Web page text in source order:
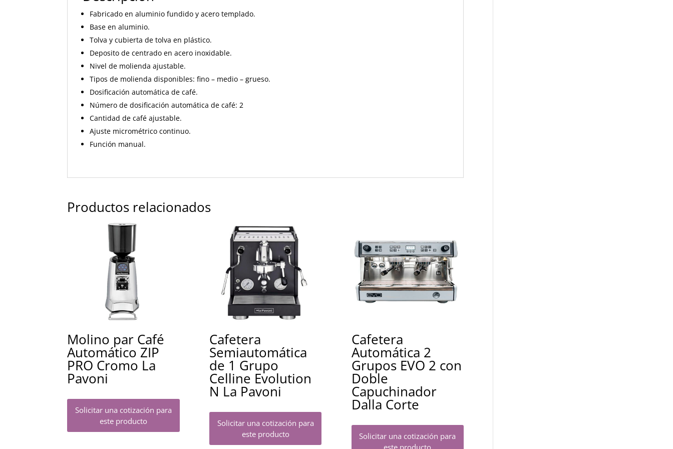
Fabricado en aluminio fundido y acero templado.
Base en aluminio.
Tolva y cubierta de tolva en plástico.
Deposito de centrado en acero inoxidable.
Nivel de molienda ajustable.
Tipos de molienda disponibles: fino – medio – grueso.
Dosificación automática de café.
Número de dosificación automática de café: 2
Cantidad de café ajustable.
Ajuste micrométrico continuo.
Función manual.
Productos relacionados
Molino par Café
Automático ZIP
PRO Cromo La
Pavoni
Solicitar una cotización para
este producto
Cafetera
Semiautomática
de 1 Grupo
Celline Evolution
N La Pavoni
Solicitar una cotización para
este producto
Cafetera
Automática 2
Grupos EVO 2 con
Doble
Capuchinador
Dalla Corte
Solicitar una cotización para
este producto